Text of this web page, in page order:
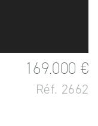
169.000 €
Réf. 2662